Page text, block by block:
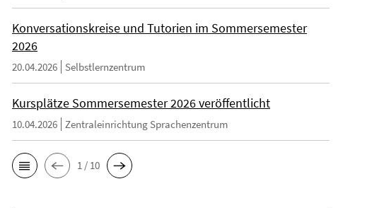
Konversationskreise und Tutorien im Sommersemester
2026
20.04.2026 Selbstlernzentrum
Kursplätze Sommersemester 2026 veröffentlicht
10.04.2026 Zentraleinrichtung Sprachenzentrum
1 / 10